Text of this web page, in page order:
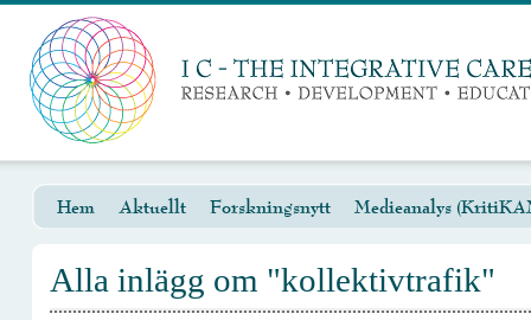
Hem Aktuellt Forskningsnytt Medieanalys
Alla inlägg om "kollektivtrafik"